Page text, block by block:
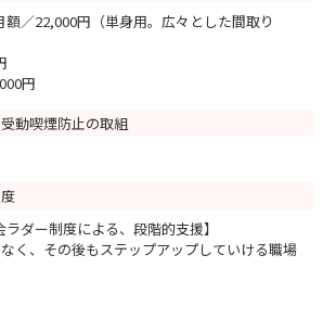
22,000円（単身用。広々とした間取り
円
動喫煙防止の取組
ー制度による、段階的支援】
く、その後もステップアップしていける職場